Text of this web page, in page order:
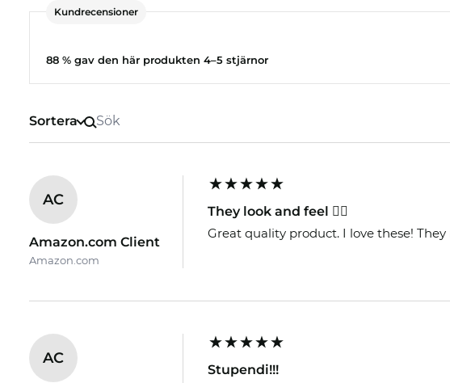
Kundrecensioner
88 % gav den här produkten 4–5 stjärnor
Sortera
AC
Amazon.com Client
Amazon.com
They look and feel 👌🏼
Great quality product. I love these!
AC
Stupendi!!!